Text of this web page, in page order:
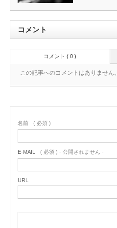
コメント
コメント ( 0 )
この記事へのコメントはありません。
名前 ( 必須 )
E-MAIL ( 必須 ) - 公開されません -
URL